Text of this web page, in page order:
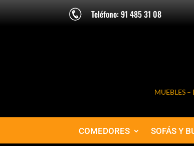
Teléfono: 91 485 31 08
MUEBLES
COMEDORES SOFÁS Y